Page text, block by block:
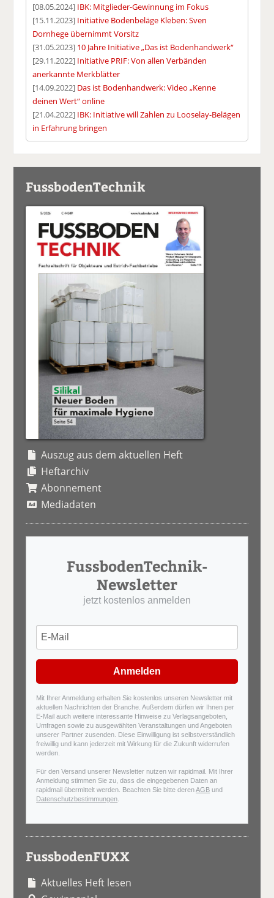
[08.05.2024] IBK: Mitglieder-Gewinnung im Fokus
[15.11.2023] Initiative Bodenbeläge Kleben: Sven
Dornhege übernimmt Vorsitz
[31.05.2023] 10 Jahre Initiative „Das ist Bodenhandwerk“
[29.11.2022] Initiative PRIF: Von allen Verbänden
anerkannte Merkblätter
[14.09.2022] Das ist Bodenhandwerk: Video „Kenne
deinen Wert“ online
[21.04.2022] IBK: Initiative will Zahlen zu Looselay-Belägen
in Erfahrung bringen
FussbodenTechnik
Auszug aus dem aktuellen Heft
Heftarchiv
Abonnement
Mediadaten
FussbodenTechnik-
Newsletter
jetzt kostenlos anmelden
Anmelden
Mit Ihrer Anmeldung erhalten Sie kostenlos unseren Newsletter mit
aktuellen Nachrichten der Branche. Außerdem dürfen wir Ihnen per
E-Mail auch weitere interessante Hinweise zu Verlagsangeboten,
Umfragen sowie zu ausgewählten Veranstaltungen und Angeboten
unserer Partner zusenden. Diese Einwilligung ist selbstverständlich
freiwillig und kann jederzeit mit Wirkung für die Zukunft widerrufen
werden.
Für den Versand unserer Newsletter nutzen wir rapidmail. Mit Ihrer
Anmeldung stimmen Sie zu, dass die eingegebenen Daten an
rapidmail übermittelt werden. Beachten Sie bitte derenAGB und
Datenschutzbestimmungen.
FussbodenFUXX
Aktuelles Heft lesen